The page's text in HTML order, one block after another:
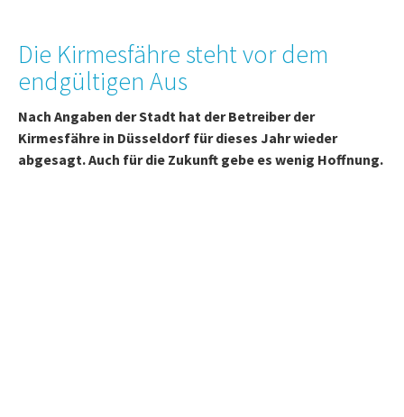
Die Kirmesfähre steht vor dem
endgültigen Aus
Nach Angaben der Stadt hat der Betreiber der
Kirmesfähre in Düsseldorf für dieses Jahr wieder
abgesagt. Auch für die Zukunft gebe es wenig Hoffnung.